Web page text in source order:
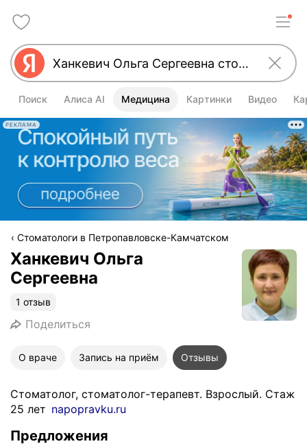
Поиск Алиса AI Медицина Картинки Видео
РЕКЛАМА
Стоматологи в Петропавловске-Камчатском
Ханкевич Ольга
Сергеевна
1 отзыв
Поделиться
О враче Запись на приём Отзывы
Стоматолог, стоматолог-терапевт. Взрослый. Стаж
25 лет napopravku.ru
Предложения